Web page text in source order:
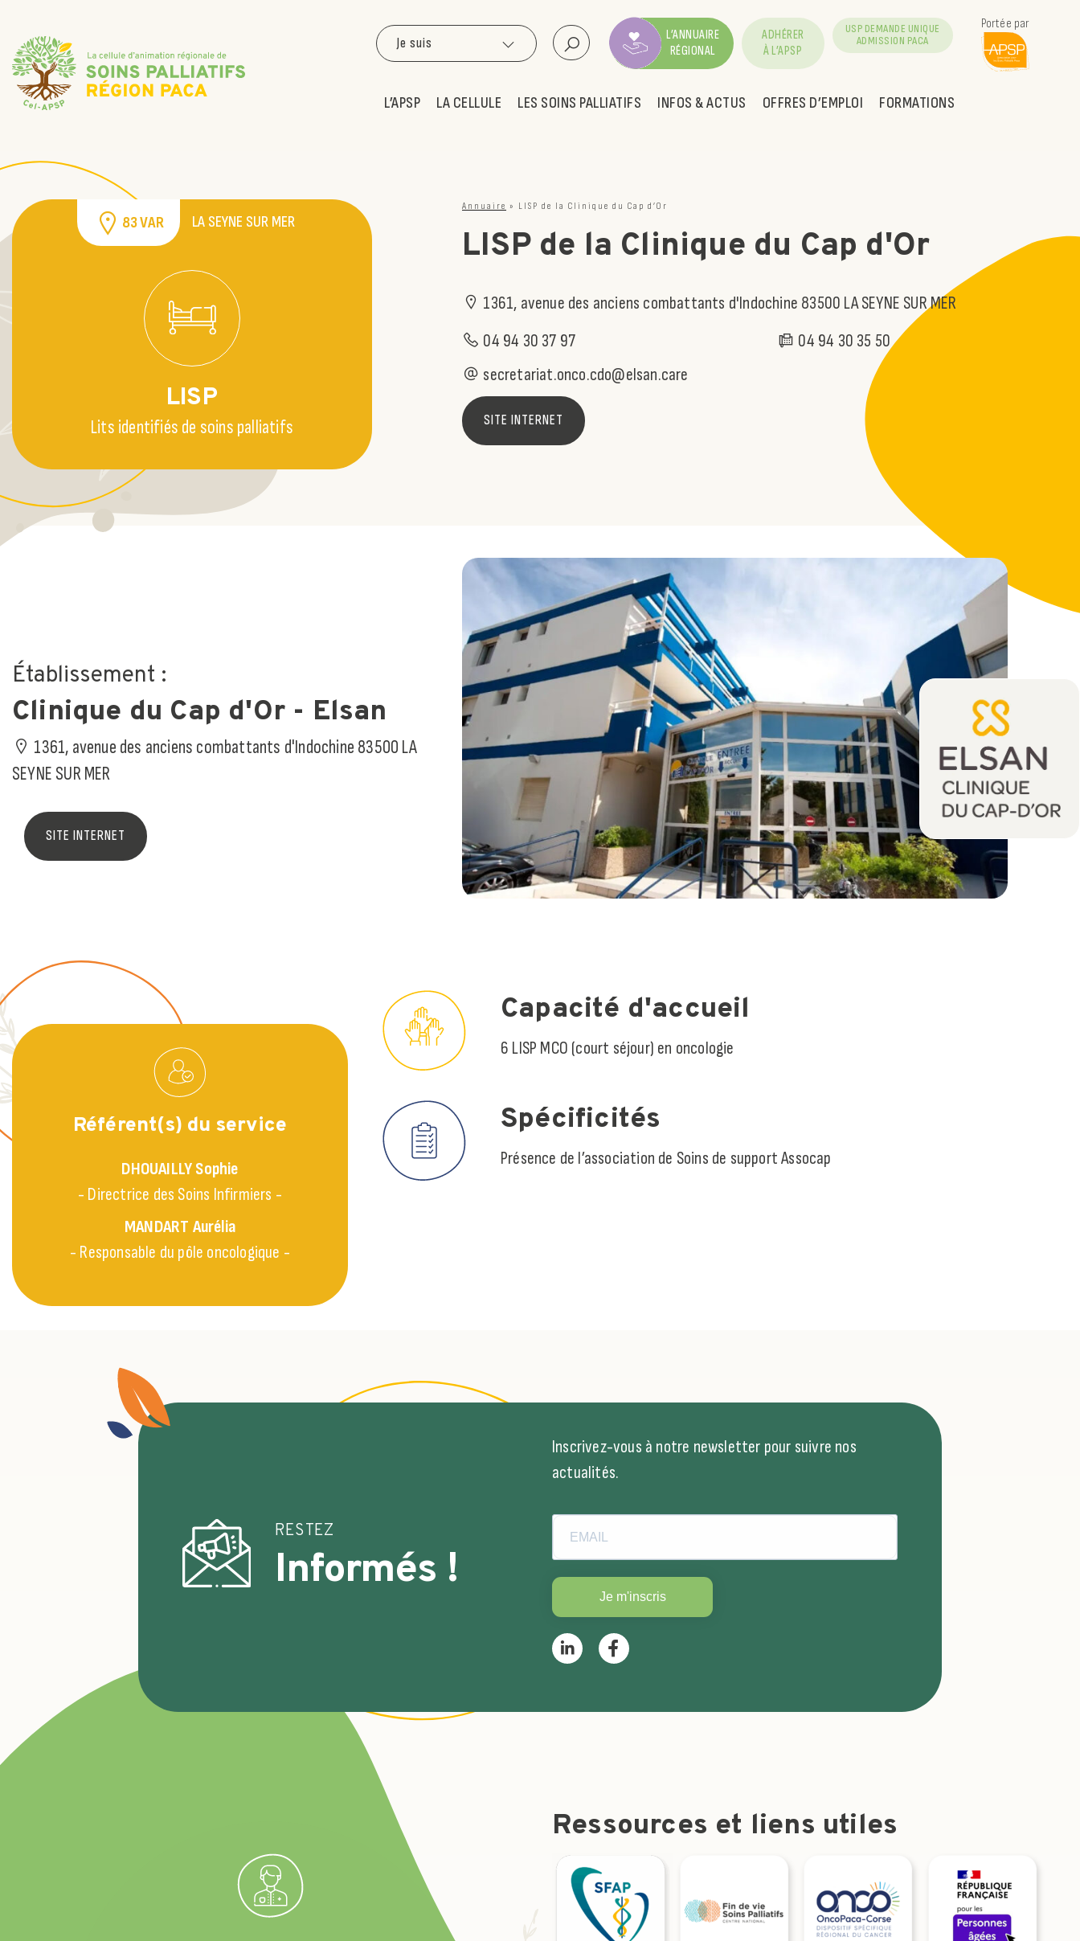
L’APSP LA CELLULE LES SOINS PALLIATIFS INFOS & ACTUS OFFRES D’EMPLOI FORMATIONS
Je suis
L’ANNUAIRE
RÉGIONAL
ADHÉRER
À L’APSP
USP DEMANDE UNIQUE
ADMISSION PACA
Portée par
83 VAR LA SEYNE SUR MER
LISP
Lits identifiés de soins palliatifs
Annuaire » LISP de la Clinique du Cap d’Or
LISP de la Clinique du Cap d'Or
1361, avenue des anciens combattants d'Indochine 83500 LA SEYNE SUR MER
04 94 30 37 97
04 94 30 35 50
secretariat.onco.cdo@elsan.care
SITE INTERNET
Établissement :
Clinique du Cap d'Or - Elsan
1361, avenue des anciens combattants d'Indochine 83500 LA
SEYNE SUR MER
SITE INTERNET
Référent(s) du service
DHOUAILLYSophie
- Directrice des Soins Infirmiers -
MANDART Aurélia
- Responsable du pôle oncologique -
Capacité d'accueil
6 LISP MCO (court séjour) en oncologie
Spécificités
Présence de l’association de Soins de support Assocap
RESTEZ
Informés !
Inscrivez-vous à notre newsletter pour suivre nos
actualités.
Je m'inscris
Ressources et liens utiles